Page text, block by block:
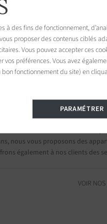
de prestige
et confiez-nous vos
nous vous proposons des
également à nos clients des
VOIR
à des fins de fonctionnement,
proposer des contenus ciblés
Vous pouvez accepter ces
vos préférences. Vous avez
bon fonctionnement du site) en
PARAMÉTRER